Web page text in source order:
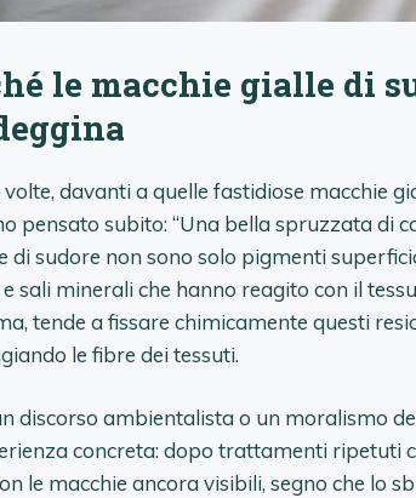
le macchie gialle di
davanti a quelle fastidiose macchie
pensato subito: “Una bella spruzzata di
di sudore non sono solo pigmenti
sali minerali che hanno reagito con il
tende a fissare chimicamente questi
le fibre dei tessuti.
discorso ambientalista o un moralismo
concreta: dopo trattamenti ripetuti
le macchie ancora visibili, segno che lo